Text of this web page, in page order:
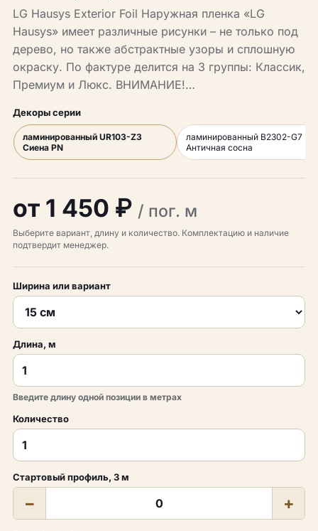
LG Hausys Exterior Foil Наружная пленка «LG
Hausys» имеет различные рисунки – не только под
дерево, но также абстрактные узоры и сплошную
окраску. По фактуре делится на 3 группы: Классик,
Премиум и Люкс. ВНИМАНИЕ!…
Декоры серии
ламинированный UR103-Z3
Сиена PN
ламинированный B2302-G7
Античная сосна
от 1 450 ₽ / пог. м
Выберите вариант, длину и количество. Комплектацию и наличие
подтвердит менеджер.
Ширина или вариант
Длина, м
Введите длину одной позиции в метрах
Количество
Стартовый профиль, 3 м
− +